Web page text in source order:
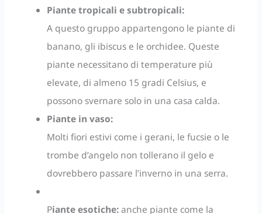
Piante tropicali e subtropicali:
A questo gruppo appartengono le piante di
banano, gli ibiscus e le orchidee. Queste
piante necessitano di temperature più
elevate, di almeno 15 gradi Celsius, e
possono svernare solo in una casa calda.
Piante in vaso:
Molti fiori estivi come i gerani, le fucsie o le
trombe d’angelo non tollerano il gelo e
dovrebbero passare l’inverno in una serra.
Piante esotiche:anche piante come la